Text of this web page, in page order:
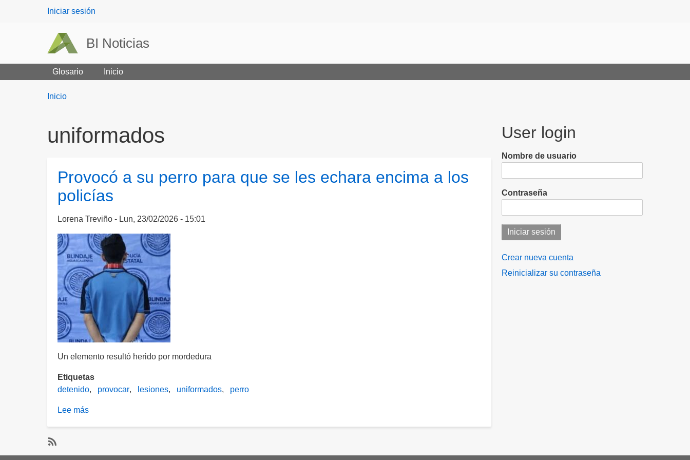
User
Iniciar sesión
BI Noticias
Glosario Inicio
Breadcrumbs
You
Inicio
uniformados
Provocó a su perro para que se les echara encima a los
policías
Lorena Treviño Lun, 23/02/2026 - 15:01
Un elemento resultó herido por mordedura
Etiquetas
detenido
provocar lesiones uniformados perro
Lee más
SubscribeSuscribirse
User login
Nombre de usuario
Contraseña
Crear nueva cuenta
Reinicializar su contraseña